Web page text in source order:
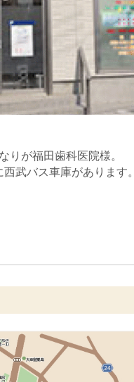
りが福田歯科医院様。
武バス車庫があります。